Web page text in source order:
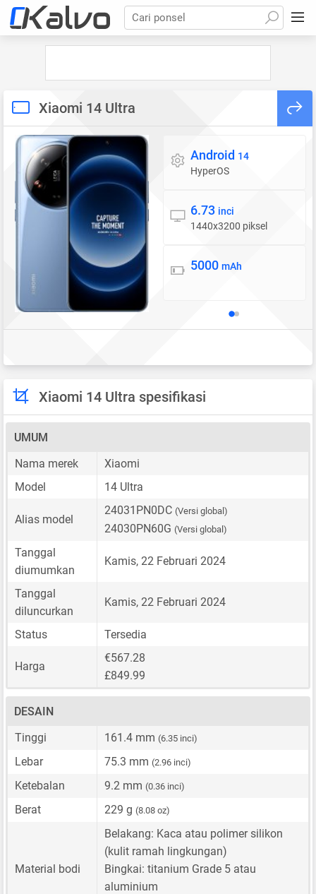
Cari ponsel
Xiaomi 14 Ultra
Sistem operasi
Android 14
HyperOS
Layar
6.73 inci
1440x3200 piksel
Baterai
5000 mAh
Xiaomi 14 Ultra spesifikasi
UMUM
Nama merek
Xiaomi
Model
14 Ultra
Alias model
24031PN0DC (Versi global)
24030PN60G (Versi global)
Tanggal
diumumkan
Kamis, 22 Februari 2024
Tanggal
diluncurkan
Kamis, 22 Februari 2024
Status Tersedia
Harga
€567.28
£849.99
DESAIN
Tinggi
161.4 mm (6.35 inci)
Lebar 75.3 mm (2.96 inci)
Ketebalan 9.2 mm (0.36 inci)
Berat 229 g (8.08 oz)
Material bodi
Belakang: Kaca atau polimer silikon
(kulit ramah lingkungan)
Bingkai: titanium Grade 5 atau
aluminium